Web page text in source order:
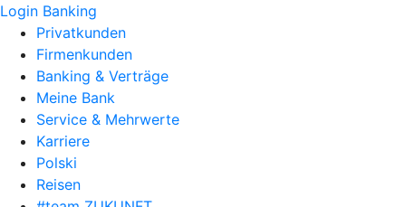
Login Banking
Privatkunden
Firmenkunden
Banking & Verträge
Meine Bank
Service & Mehrwerte
Karriere
Polski
Reisen